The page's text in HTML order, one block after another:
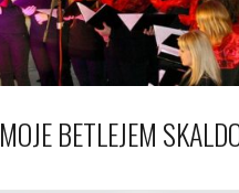
MOJE BETLEJEM